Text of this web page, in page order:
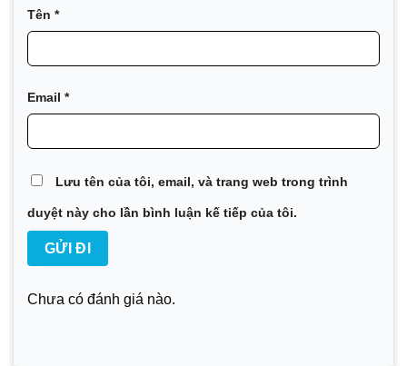
Tên *
Email *
Lưu tên của tôi, email, và trang web trong trình
duyệt này cho lần bình luận kế tiếp của tôi.
Chưa có đánh giá nào.